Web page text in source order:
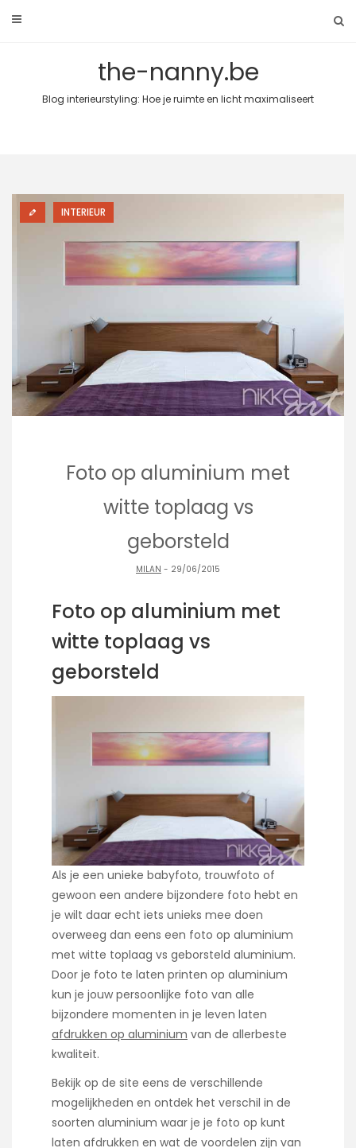
the-nanny.be
Blog interieurstyling: Hoe je ruimte en licht maximaliseert
INTERIEUR
Foto op aluminium met
witte toplaag vs
geborsteld
MILAN - 29/06/2015
Foto op aluminium met
witte toplaag vs
geborsteld
Als je een unieke babyfoto, trouwfoto of
gewoon een andere bijzondere foto hebt en
je wilt daar echt iets unieks mee doen
overweeg dan eens een foto op aluminium
met witte toplaag vs geborsteld aluminium.
Door je foto te laten printen op aluminium
kun je jouw persoonlijke foto van alle
bijzondere momenten in je leven laten
afdrukken op aluminium van de allerbeste
kwaliteit.
Bekijk op de site eens de verschillende
mogelijkheden en ontdek het verschil in de
soorten aluminium waar je je foto op kunt
laten afdrukken en wat de voordelen zijn van